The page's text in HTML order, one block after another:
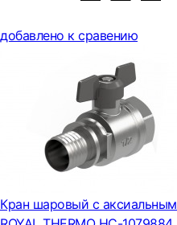
добавлено к сравению
Кран шаровый с